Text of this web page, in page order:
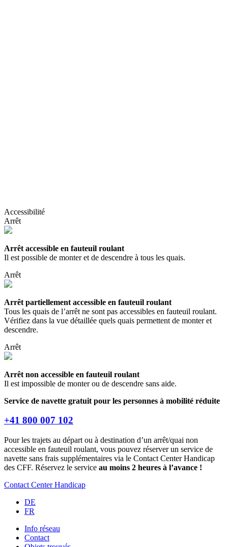
Accessibilité
Arrêt
Arrêt accessible en fauteuil roulant
Il est possible de monter et de descendre à tous les quais.
Arrêt
Arrêt partiellement accessible en fauteuil roulant
Tous les quais de l’arrêt ne sont pas accessibles en fauteuil roulant.
Vérifiez dans la vue détaillée quels quais permettent de monter et
descendre.
Arrêt
Arrêt non accessible en fauteuil roulant
Il est impossible de monter ou de descendre sans aide.
Service de navette gratuit pour les personnes à mobilité réduite
+41 800 007 102
Pour les trajets au départ ou à destination d’un arrêt/quai non
accessible en fauteuil roulant, vous pouvez réserver un service de
navette sans frais supplémentaires via le Contact Center Handicap
des CFF. Réservez le service au moins 2 heures à l’avance !
Contact Center Handicap
DE
FR
Info réseau
Contact